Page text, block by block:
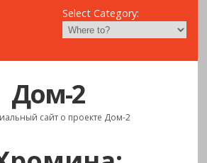
Select Category:
Дом-2
сайт о проекте Дом-2